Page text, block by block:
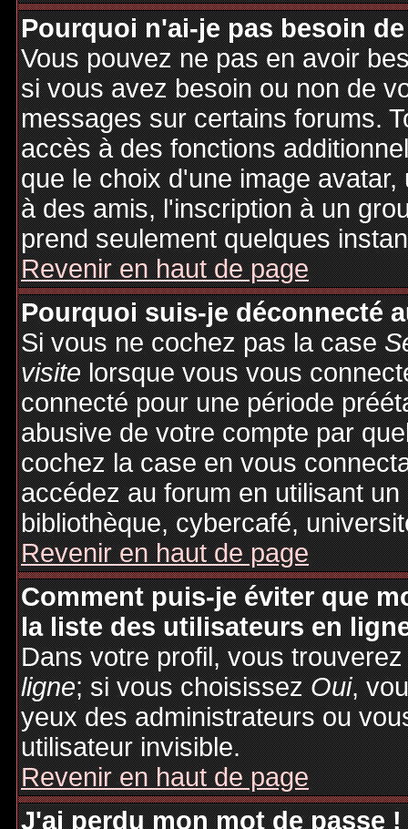
Pourquoi n'ai-je pas besoin
Vous pouvez ne pas en avoir
si vous avez besoin ou non de
messages sur certains forums.
accès à des fonctions
que le choix d'une image
à des amis, l'inscription à un
prend seulement quelques
Revenir en haut de page
Pourquoi suis-je déconnecté
Si vous ne cochez pas la case
visitelorsque vous vous
connecté pour une période
abusive de votre compte par
cochez la case en vous
accédez au forum en utilisant
bibliothèque, cybercafé,
Revenir en haut de page
Comment puis-je éviter que
la liste des utilisateurs en
Dans votre profil, vous
ligne; si vous choisissezOui,
yeux des administrateurs ou
utilisateur invisible.
Revenir en haut de page
J'ai perdu mon mot de passe !